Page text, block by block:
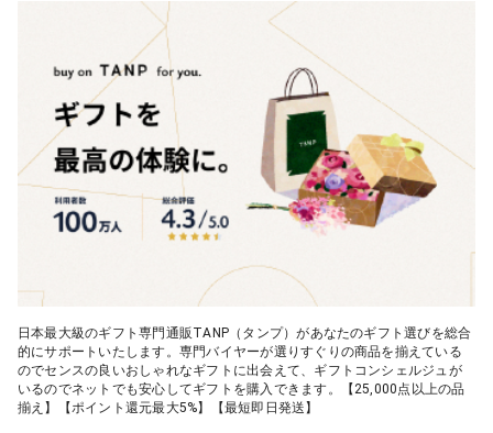
日本最大級のギフト専門通販TANP（タンプ）があなたのギフト選びを総合
的にサポートいたします。専門バイヤーが選りすぐりの商品を揃えている
のでセンスの良いおしゃれなギフトに出会えて、ギフトコンシェルジュが
いるのでネットでも安心してギフトを購入できます。【25,000点以上の品
揃え】【ポイント還元最大5%】【最短即日発送】